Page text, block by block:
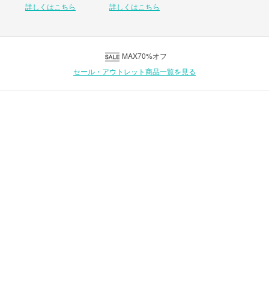
詳しくはこちら 詳しくはこちら
MAX70%オフ
セール・アウトレット商品一覧を見る